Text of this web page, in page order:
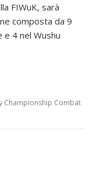
FIWuK, sarà
composta da 9
4 nel Wushu
Championship Combat